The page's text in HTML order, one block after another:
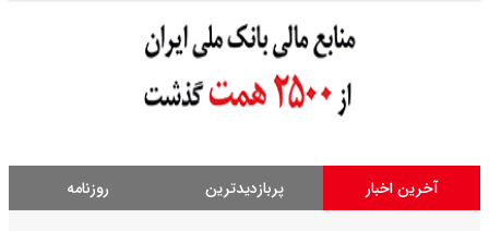
آخرین اخبار پربازدیدترین روزنامه